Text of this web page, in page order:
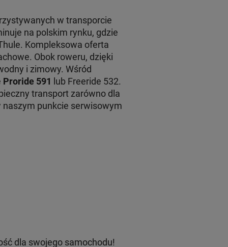
w transporcie
na polskim rynku, gdzie
Kompleksowa oferta
Obok roweru, dzięki
i zimowy. Wśród
Proride 591 lub Freeride 532.
transport zarówno dla
punkcie serwisowym
dla swojego samochodu!